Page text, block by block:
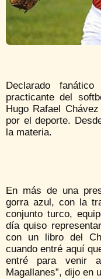
Declarado
practicante del
Hugo Rafael
por el deporte.
la materia.
En más de una
gorra azul, con la
conjunto turco,
día quiso
con un libro del
cuando entré aquí
entré para venir
Magallanes”, dijo en